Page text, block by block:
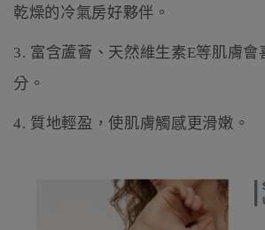
乾燥的冷氣房好夥伴。
3. 富含蘆薈、天然維生素E等肌膚會
分。
4. 質地輕盈，使肌膚觸感更滑嫩。